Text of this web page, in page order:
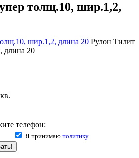
толщ.10, шир.1,2,
Рулон Тилит
длина 20
телефон:
Я принимаю политику